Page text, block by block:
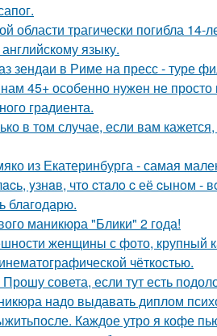
области трагически погибла
языку.
зендаи в Риме на пресс - туре
45+ особенно нужен не просто
градиента.
в том случае, если вам
из Екатеринбурга - самая
yзнaв, чтo cтaлo c её cынoм -
благодарю.
маникюра "Блики" 2 года!
женщины с фото, крупный
чёткостью.
совета, если тут есть
надо выдавать диплом
Каждое утро я кофе